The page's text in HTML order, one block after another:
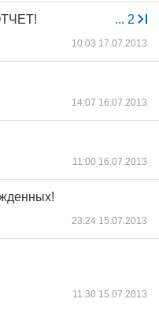
... 2
10:03 17.07.2013
14:07 16.07.2013
11:00 16.07.2013
23:24 15.07.2013
11:30 15.07.2013